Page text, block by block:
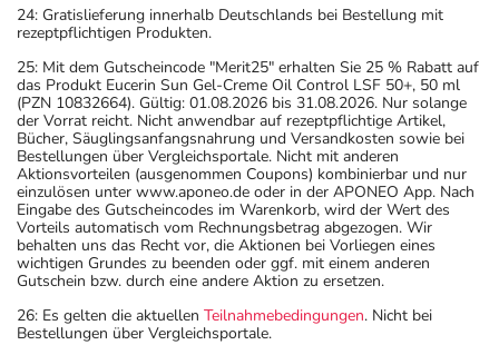
Was sollten Sie beachten?
- Vorsicht: Das Reaktionsvermögen kann auch bei
bestimmungsgemäßem Gebrauch beeinträchtigt sein.
Achten Sie vor allem darauf, wenn Sie am Straßenverkehr
teilnehmen oder Maschinen (auch im Haushalt) bedienen,
mit denen Sie sich verletzen können.
- Vorsicht: Vermeiden Sie die Einnahme von Alkohol.
- Vorsicht. Das Arzneimittel (ACE-Hemmer) kann dazu
führen, dass verstärkte Überempfindlichkeitsreaktionen
auf Insektenstiche und andere Allergene auftreten
- Vorsicht bei Allergie gegen Propylenglykol und ähnliche
24: Gratislieferung innerhalb Deutschlands bei Bestellung mit
rezeptpflichtigen Produkten.
25: Mit dem Gutscheincode "Merit25" erhalten Sie 25 % Rabatt auf
das Produkt Eucerin Sun Gel-Creme Oil Control LSF 50+, 50 ml
(PZN 10832664). Gültig: 01.08.2026 bis 31.08.2026. Nur solange
der Vorrat reicht. Nicht anwendbar auf rezeptpflichtige Artikel,
Bücher, Säuglingsanfangsnahrung und Versandkosten sowie bei
Bestellungen über Vergleichsportale. Nicht mit anderen
Aktionsvorteilen (ausgenommen Coupons) kombinierbar und nur
einzulösen unter www.aponeo.de oder in der APONEO App. Nach
Eingabe des Gutscheincodes im Warenkorb, wird der Wert des
Vorteils automatisch vom Rechnungsbetrag abgezogen. Wir
behalten uns das Recht vor, die Aktionen bei Vorliegen eines
wichtigen Grundes zu beenden oder ggf. mit einem anderen
Gutschein bzw. durch eine andere Aktion zu ersetzen.
26: Es gelten die aktuellen Teilnahmebedingungen. Nicht bei
Bestellungen über Vergleichsportale.